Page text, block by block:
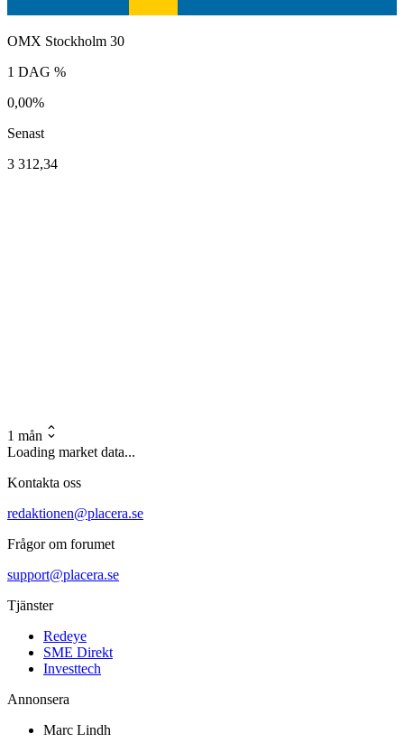
OMX Stockholm 30
1 DAG %
0,00%
Senast
3 312,34
1 mån
Loading market data...
Kontakta oss
redaktionen@placera.se
Frågor om forumet
support@placera.se
Tjänster
Redeye
SME Direkt
Investtech
Annonsera
Marc Lindh